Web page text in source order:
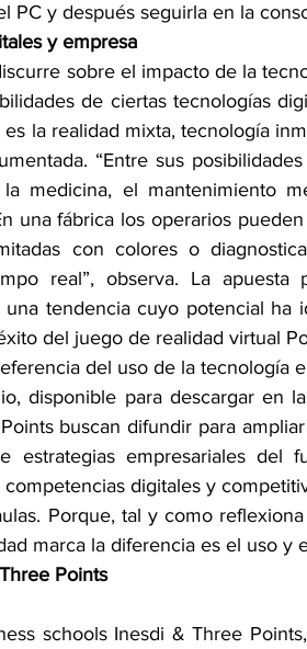
PC y después seguirla en la
y empresa
sobre el impacto de la
de ciertas tecnologías
la realidad mixta, tecnología
“Entre sus
la medicina, el mantenimiento
una fábrica los operarios
con colores o
real”, observa. La apuesta
tendencia cuyo potencial ha
del juego de realidad virtual
del uso de la tecnología
disponible para descargar en
buscan difundir para
estrategias empresariales del
digitales y
Porque, tal y como
marca la diferencia es el uso y
Points
schools Inesdi & Three